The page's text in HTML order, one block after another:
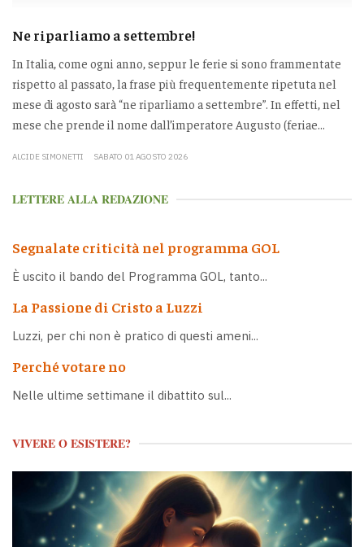
Ne riparliamo a settembre!
In Italia, come ogni anno, seppur le ferie si sono frammentate
rispetto al passato, la frase più frequentemente ripetuta nel
mese di agosto sarà “ne riparliamo a settembre”. In effetti, nel
mese che prende il nome dall’imperatore Augusto (feriae...
ALCIDE SIMONETTI SABATO 01 AGOSTO 2026
LETTERE ALLA REDAZIONE
Segnalate criticità nel programma GOL
È uscito il bando del Programma GOL, tanto...
La Passione di Cristo a Luzzi
Luzzi, per chi non è pratico di questi ameni...
Perché votare no
Nelle ultime settimane il dibattito sul...
VIVERE O ESISTERE?